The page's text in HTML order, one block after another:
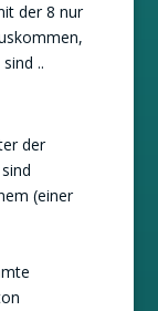
der 8 nur
..
der
(einer